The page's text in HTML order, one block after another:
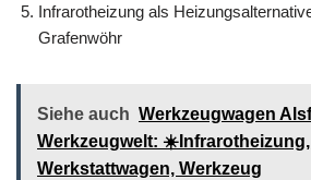
Infrarotheizung als
Grafenwöhr
Siehe auch Werkzeugwagen
Werkzeugwelt:
Werkstattwagen, Werkzeug